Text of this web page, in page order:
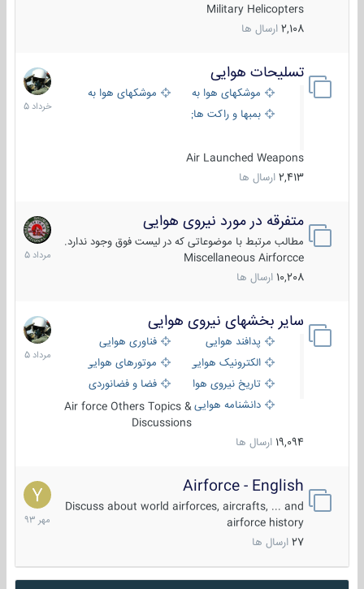
Military Helicopters
2,108 ارسال ها
تسلیحات هوایی
موشکهای هوا به هوا
موشکهای هوا به سطح
بمبها و راکت های هوایی
Air Launched Weapons
2,413 ارسال ها
30
خرداد
1405
متفرقه در مورد نیروی هوایی
مطالب مرتبط با موضوعاتی که در لیست فوق وجود ندارد.
Miscellaneous Airforcce
10,208 ارسال ها
7
مرداد
1405
سایر بخشهای نیروی هوایی
پدافند هوایی
فناوری هوایی
الکترونیک هوایی
موتورهای هوایی
تاریخ نیروی هوایی
فضا و فضانوردی
دانشنامه هواییAir force Others Topics &
Discussions
19,094 ارسال ها
2
مرداد
1405
Airforce - English
Discuss about world airforces, aircrafts, ... and
airforce history
27 ارسال ها
15
مهر
1393